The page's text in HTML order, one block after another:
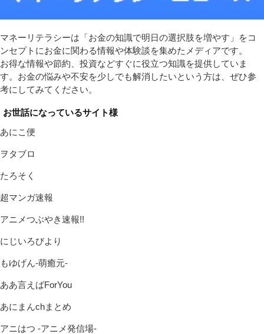
マネーリテラシーは「お金の知識で明日の選択肢を増やす」をコ
ンセプトにお金に関わる情報や体験談を集めたメディアです。
お得な情報や節約、投資などすぐに役立つ知識を提供していま
す。お金の悩みや不安を少しでも解消したいという方は、ぜひ参
考にしてみてください。
お世話になっているサイト様
あにこ便
ヲタブロ
たろそく
超マンガ速報
アニメつぶやき速報!!
にじいろびより
もゆげん-萌癒元-
ああ言えばForYou
あにまんchまとめ
アニはつ -アニメ発信場-